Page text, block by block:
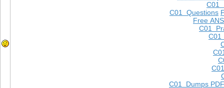
C01
C01 Questions
Free
C01
C01
C01 Dumps PDF